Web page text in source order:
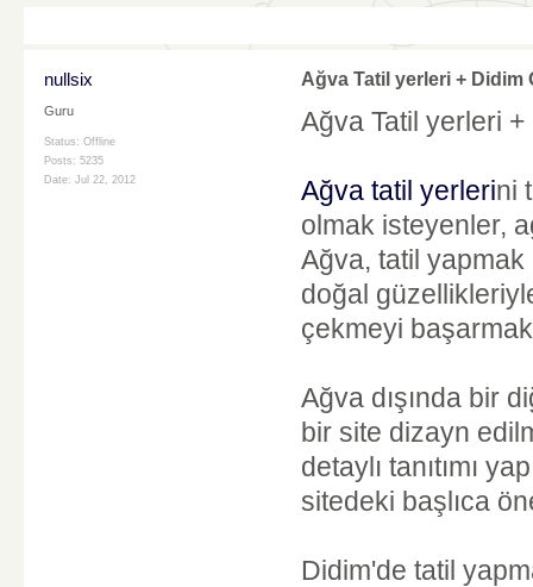
nullsix
Guru
Status: Offline
Posts: 5235
Date: Jul 22, 2012
Ağva Tatil yerleri + Didim
Ağva Tatil yerleri
Ağva tatil yerlerini
olmak isteyenler,
Ağva, tatil yapmak
doğal
çekmeyi
Ağva dışında bir
bir site dizayn
detaylı tanıtımı
sitedeki başlıca
Didim'de tatil